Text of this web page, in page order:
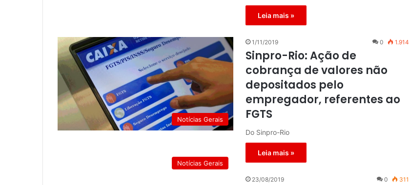
Leia mais »
Notícias Gerais
1/11/2019 0 1.914
Sinpro-Rio: Ação de
cobrança de valores não
depositados pelo
empregador, referentes ao
FGTS
Do Sinpro-Rio
Leia mais »
Notícias Gerais
23/08/2019 0 311